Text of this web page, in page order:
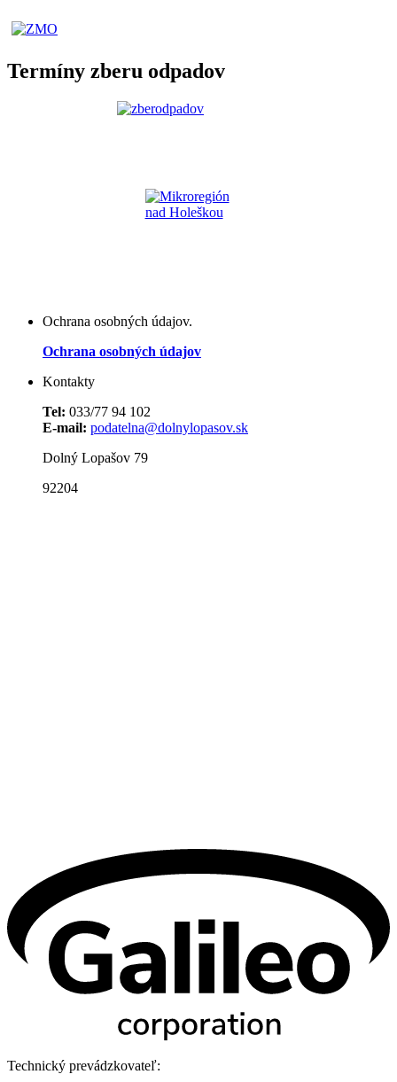
Termíny zberu odpadov
Ochrana osobných údajov.
Ochrana osobných údajov
Kontakty
Tel: 033/77 94 102
E-mail: podatelna@dolnylopasov.sk
Dolný Lopašov 79
92204
Technický prevádzkovateľ: